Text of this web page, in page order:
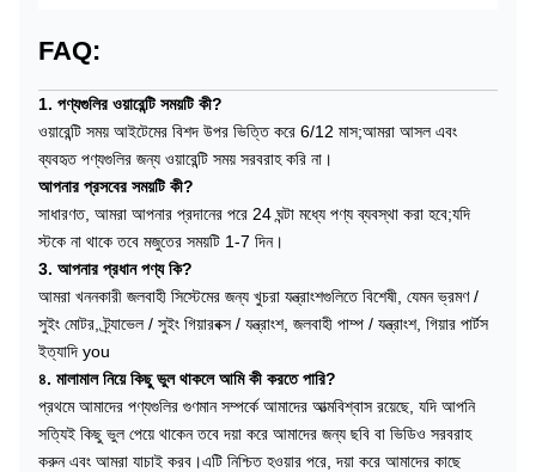
FAQ:
1. পণ্যগুলির ওয়ারেন্টি সময়টি কী?
ওয়ারেন্টি সময় আইটেমের বিশদ উপর ভিত্তি করে 6/12 মাস;আমরা আসল এবং
ব্যবহৃত পণ্যগুলির জন্য ওয়ারেন্টি সময় সরবরাহ করি না।
আপনার প্রসবের সময়টি কী?
সাধারণত, আমরা আপনার প্রদানের পরে 24 ঘন্টা মধ্যে পণ্য ব্যবস্থা করা হবে;যদি
স্টকে না থাকে তবে মজুতের সময়টি 1-7 দিন।
3. আপনার প্রধান পণ্য কি?
আমরা খননকারী জলবাহী সিস্টেমের জন্য খুচরা যন্ত্রাংশগুলিতে বিশেষী, যেমন ভ্রমণ /
সুইং মোটর, ট্র্যাভেল / সুইং গিয়ারবক্স / যন্ত্রাংশ, জলবাহী পাম্প / যন্ত্রাংশ, গিয়ার পার্টস
ইত্যাদি you
৪. মালামাল নিয়ে কিছু ভুল থাকলে আমি কী করতে পারি?
প্রথমে আমাদের পণ্যগুলির গুণমান সম্পর্কে আমাদের আত্মবিশ্বাস রয়েছে, যদি আপনি
সত্যিই কিছু ভুল পেয়ে থাকেন তবে দয়া করে আমাদের জন্য ছবি বা ভিডিও সরবরাহ
করুন এবং আমরা যাচাই করব।এটি নিশ্চিত হওয়ার পরে, দয়া করে আমাদের কাছে